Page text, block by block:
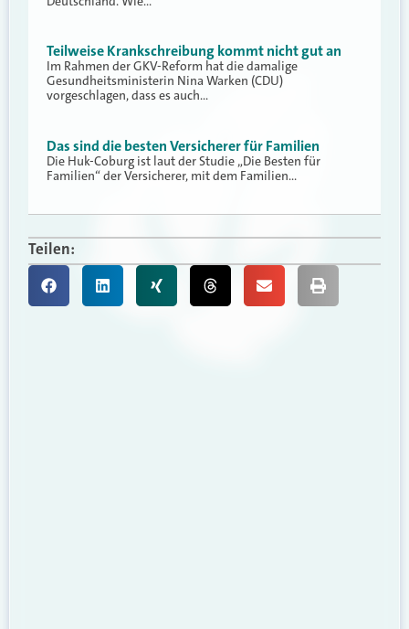
Teilweise Krankschreibung kommt nicht gut an
Im Rahmen der GKV-Reform hat die damalige
Gesundheitsministerin Nina Warken (CDU)
vorgeschlagen, dass es auch…
Das sind die besten Versicherer für Familien
Die Huk-Coburg ist laut der Studie „Die Besten für
Familien“ der Versicherer, mit dem Familien…
Teilen: